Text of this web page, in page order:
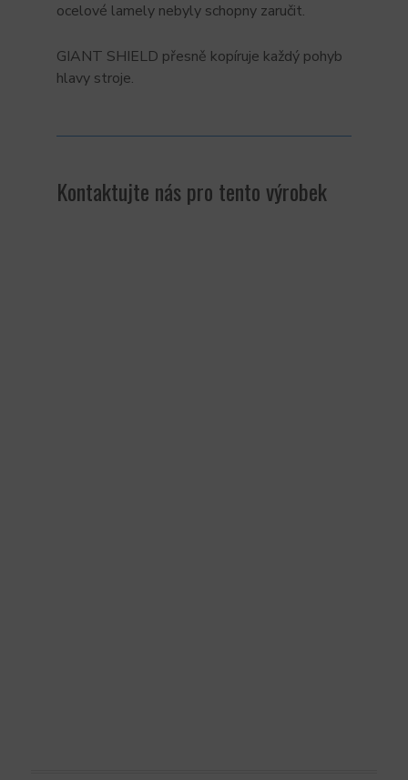
ocelové lamely nebyly schopny zaručit.
GIANT SHIELD přesně kopíruje každý pohyb
hlavy stroje.
Kontaktujte nás pro tento výrobek